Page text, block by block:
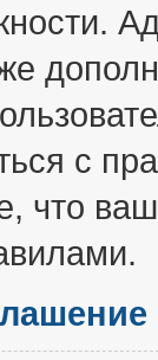
с
что